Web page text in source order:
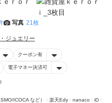
写真 21枚
ジュエリー
クーポン有
電子マネー決済可
ICOCA など） 楽天Edy nanaco
iD